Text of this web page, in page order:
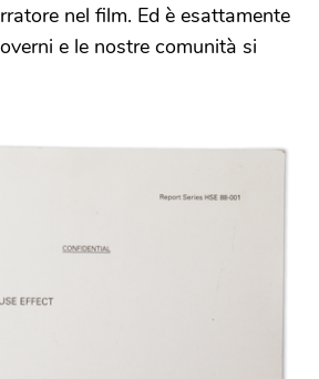
nel film. Ed è esattamente
e le nostre comunità si